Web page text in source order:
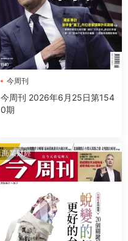
今周刊
今周刊 2026年6月25日第154
0期
商業财經